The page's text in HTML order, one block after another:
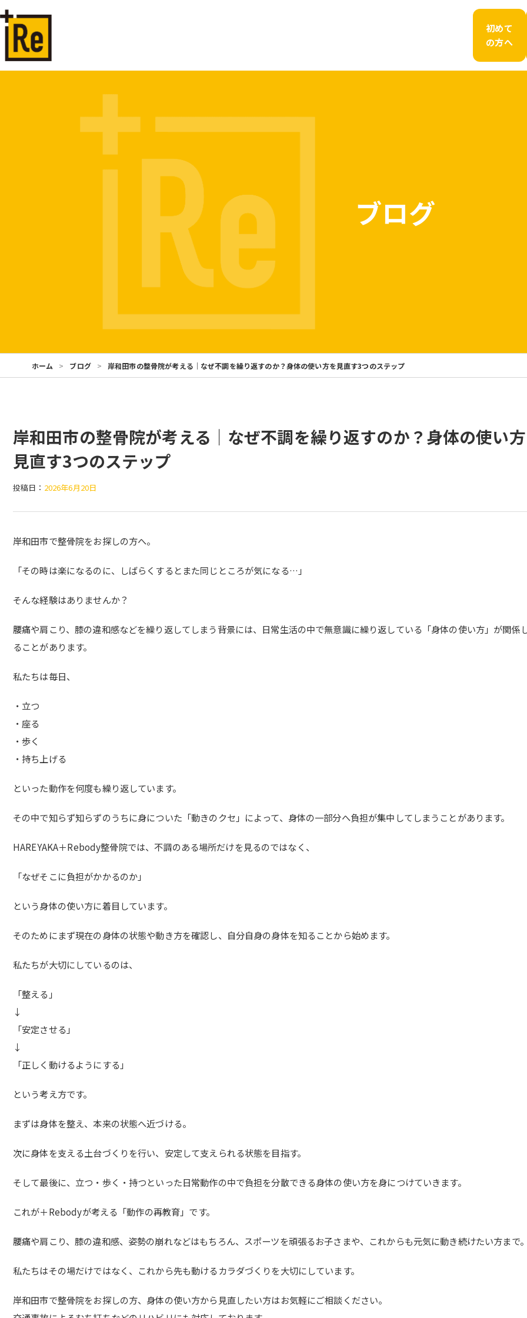
初めて
の方へ
ブログ
ホーム ブログ 岸和田市の整骨院が考える｜なぜ不調を繰り返すのか？身体の使い方を見直す3つのステップ
岸和田市の整骨院が考える｜なぜ不調を繰り返すのか？身体の使い
見直す3つのステップ
投稿日： 2026年6月20日
岸和田市で整骨院をお探しの方へ。
「その時は楽になるのに、しばらくするとまた同じところが気になる…」
そんな経験はありませんか？
腰痛や肩こり、膝の違和感などを繰り返してしまう背景には、日常生活の中で無意識に繰り返している「身体の使い方」が関係
ることがあります。
私たちは毎日、
・立つ
・座る
・歩く
・持ち上げる
といった動作を何度も繰り返しています。
その中で知らず知らずのうちに身についた「動きのクセ」によって、身体の一部分へ負担が集中してしまうことがあります。
HAREYAKA＋Rebody整骨院では、不調のある場所だけを見るのではなく、
「なぜそこに負担がかかるのか」
という身体の使い方に着目しています。
そのためにまず現在の身体の状態や動き方を確認し、自分自身の身体を知ることから始めます。
私たちが大切にしているのは、
「整える」
↓
「安定させる」
↓
「正しく動けるようにする」
という考え方です。
まずは身体を整え、本来の状態へ近づける。
次に身体を支える土台づくりを行い、安定して支えられる状態を目指す。
そして最後に、立つ・歩く・持つといった日常動作の中で負担を分散できる身体の使い方を身につけていきます。
これが＋Rebodyが考える「動作の再教育」です。
腰痛や肩こり、膝の違和感、姿勢の崩れなどはもちろん、スポーツを頑張るお子さまや、これからも元気に動き続けたい方まで
私たちはその場だけではなく、これから先も動けるカラダづくりを大切にしています。
岸和田市で整骨院をお探しの方、身体の使い方から見直したい方はお気軽にご相談ください。